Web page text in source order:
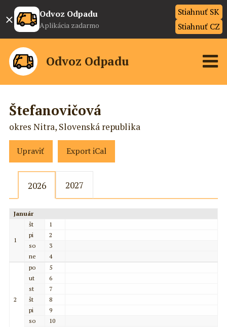
× Odvoz Odpadu
Aplikácia zadarmo
Stiahnuť SK
Stiahnuť CZ
Odvoz Odpadu
Štefanovičová
okres Nitra, Slovenská republika
Upraviť Export iCal
2026 2027
Január
1
št
1
pi
2
so
3
ne
4
2
po
5
ut
6
st
7
št
8
pi
9
so
10